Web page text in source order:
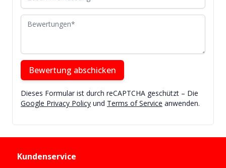
Bewertungen
Bewertung abschicken
Dieses Formular ist durch reCAPTCHA geschützt – Die
Google Privacy Policy und Terms of Service anwenden.
Kundenservice